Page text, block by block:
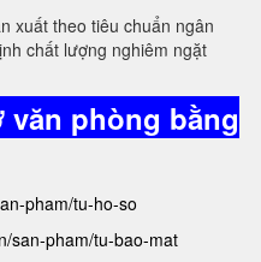
xuất theo tiêu chuẩn ngân
chất lượng nghiêm ngặt
phòng bằng
pham/tu-ho-so
san-pham/tu-bao-mat